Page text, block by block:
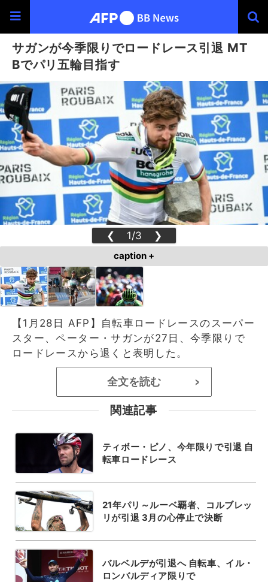
サガンが今季限りでロードレース引退 MT
Bでパリ五輪目指す
❮ 1/3 ❯
caption +
【1月28日 AFP】自転車ロードレースのスーパー
スター、ペーター・サガンが27日、今季限りで
ロードレースから退くと表明した。
全文を読む >
関連記事
ティボー・ピノ、今年限りで引退 自
転車ロードレース
21年パリ～ルーベ覇者、コルブレッ
リが引退 3月の心停止で決断
バルベルデが引退へ 自転車、イル・
ロンバルディア限りで